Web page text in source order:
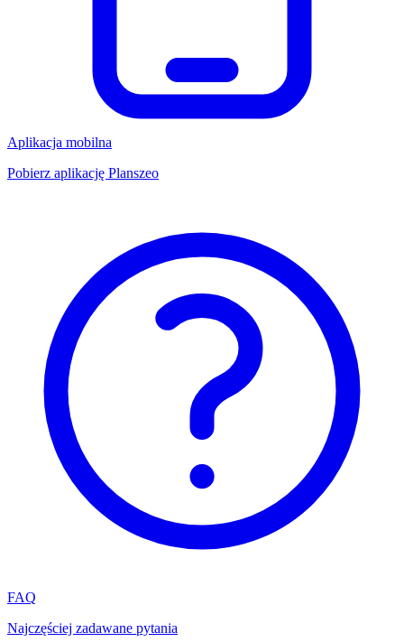
Aplikacja mobilna
Pobierz aplikację Planszeo
FAQ
Najczęściej zadawane pytania